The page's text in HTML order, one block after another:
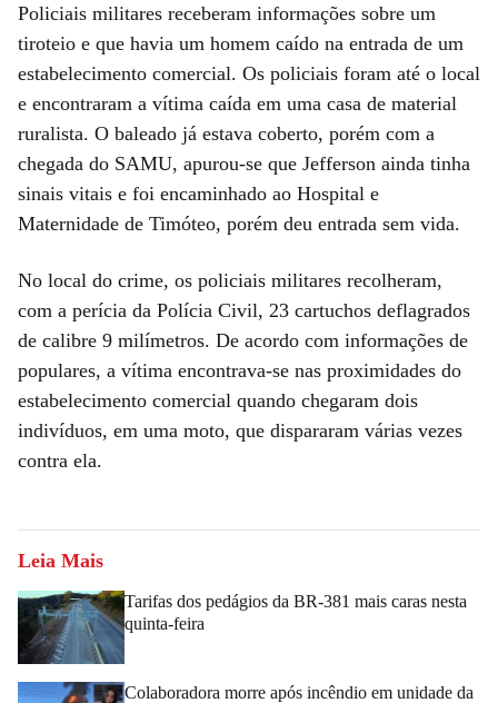
Policiais militares receberam informações sobre um
tiroteio e que havia um homem caído na entrada de um
estabelecimento comercial. Os policiais foram até o local
e encontraram a vítima caída em uma casa de material
ruralista. O baleado já estava coberto, porém com a
chegada do SAMU, apurou-se que Jefferson ainda tinha
sinais vitais e foi encaminhado ao Hospital e
Maternidade de Timóteo, porém deu entrada sem vida.
No local do crime, os policiais militares recolheram,
com a perícia da Polícia Civil, 23 cartuchos deflagrados
de calibre 9 milímetros. De acordo com informações de
populares, a vítima encontrava-se nas proximidades do
estabelecimento comercial quando chegaram dois
indivíduos, em uma moto, que dispararam várias vezes
contra ela.
Leia Mais
Tarifas dos pedágios da BR-381 mais caras nesta
quinta-feira
Colaboradora morre após incêndio em unidade da